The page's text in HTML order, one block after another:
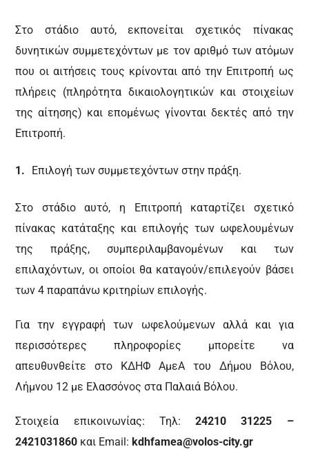
Στο στάδιο αυτό, εκπονείται σχετικός πίνακας
δυνητικών συμμετεχόντων με τον αριθμό των ατόμων
που οι αιτήσεις τους κρίνονται από την Επιτροπή ως
πλήρεις (πληρότητα δικαιολογητικών και στοιχείων
της αίτησης) και επομένως γίνονται δεκτές από την
Επιτροπή.
Επιλογή των συμμετεχόντων στην πράξη.
Στο στάδιο αυτό, η Επιτροπή καταρτίζει σχετικό
πίνακας κατάταξης και επιλογής των ωφελουμένων
της πράξης, συμπεριλαμβανομένων και των
επιλαχόντων, οι οποίοι θα καταγούν/επιλεγούν βάσει
των 4 παραπάνω κριτηρίων επιλογής.
Για την εγγραφή των ωφελούμενων αλλά και για
περισσότερες πληροφορίες μπορείτε να
απευθυνθείτε στο ΚΔΗΦ ΑμεΑ του Δήμου Βόλου,
Λήμνου 12 με Ελασσόνος στα Παλαιά Βόλου.
Στοιχεία επικοινωνίας: Τηλ:24210 31225 –
2421031860 και Email:kdhfamea@volos-city.gr